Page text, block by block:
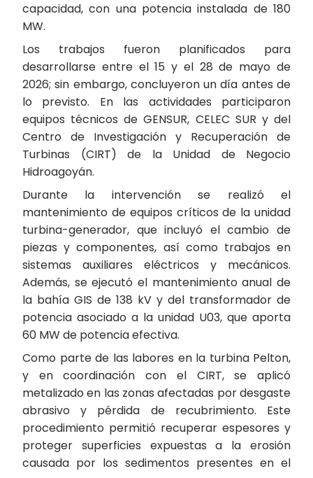
capacidad, con una potencia instalada de 180
MW.
Los trabajos fueron planificados para
desarrollarse entre el 15 y el 28 de mayo de
2026; sin embargo, concluyeron un día antes de
lo previsto. En las actividades participaron
equipos técnicos de GENSUR, CELEC SUR y del
Centro de Investigación y Recuperación de
Turbinas (CIRT) de la Unidad de Negocio
Hidroagoyán.
Durante la intervención se realizó el
mantenimiento de equipos críticos de la unidad
turbina-generador, que incluyó el cambio de
piezas y componentes, así como trabajos en
sistemas auxiliares eléctricos y mecánicos.
Además, se ejecutó el mantenimiento anual de
la bahía GIS de 138 kV y del transformador de
potencia asociado a la unidad U03, que aporta
60 MW de potencia efectiva.
Como parte de las labores en la turbina Pelton,
y en coordinación con el CIRT, se aplicó
metalizado en las zonas afectadas por desgaste
abrasivo y pérdida de recubrimiento. Este
procedimiento permitió recuperar espesores y
proteger superficies expuestas a la erosión
causada por los sedimentos presentes en el